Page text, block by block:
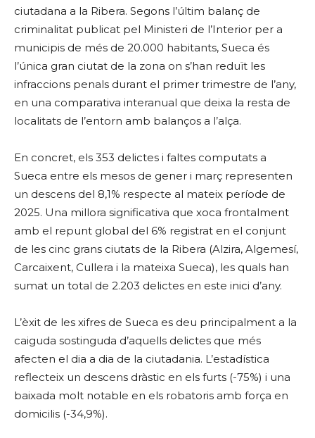
ciutadana a la Ribera. Segons l’últim balanç de
criminalitat publicat pel Ministeri de l’Interior per a
municipis de més de 20.000 habitants, Sueca és
l’única gran ciutat de la zona on s’han reduït les
infraccions penals durant el primer trimestre de l’any,
en una comparativa interanual que deixa la resta de
localitats de l’entorn amb balanços a l’alça.
En concret, els 353 delictes i faltes computats a
Sueca entre els mesos de gener i març representen
un descens del 8,1% respecte al mateix període de
2025. Una millora significativa que xoca frontalment
amb el repunt global del 6% registrat en el conjunt
de les cinc grans ciutats de la Ribera (Alzira, Algemesí,
Carcaixent, Cullera i la mateixa Sueca), les quals han
sumat un total de 2.203 delictes en este inici d’any.
L’èxit de les xifres de Sueca es deu principalment a la
caiguda sostinguda d’aquells delictes que més
afecten el dia a dia de la ciutadania. L’estadística
reflecteix un descens dràstic en els furts (-75%) i una
baixada molt notable en els robatoris amb força en
domicilis (-34,9%).